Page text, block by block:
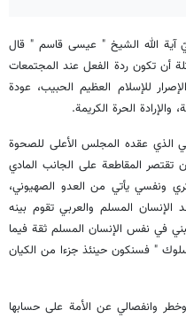
آية الله الشيخ " عيسى قاسم " قال
أن تكون ردة الفعل عند المجتمعات
للإسلام العظيم الحبيب، عودة
والإرادة الحرة الكريمة.
الذي عقده المجلس الأعلى للصحوة
المقاطعة على الجانب المادي
ونفسي يأتي من العدو الصهيوني،
الإنسان المسلم والعربي تقوم بينه
في نفس الإنسان المسلم ثقة فيما
" فسنكون حينئذ جزءا من الكيان
وانفصالي عن الأمة على حسابها